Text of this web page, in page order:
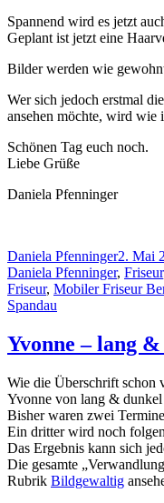
Spannend wird es jetzt
Geplant ist jetzt eine
Bilder werden wie
Wer sich jedoch erstmal
ansehen möchte, wird
Schönen Tag euch noch.
Liebe Grüße
Daniela Pfenninger
Autor
Daniela Pfenninger
am
2. Mai
Daniela Pfenninger, Friseur
Friseur, Mobiler Friseur
Spandau
Yvonne – lang
Wie die Überschrift schon
Yvonne von lang &
Bisher waren zwei
Ein dritter wird noch
Das Ergebnis kann sich
Die gesamte
Rubrik Bildgewaltig